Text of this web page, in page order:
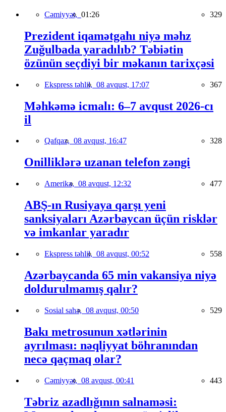
Cəmiyyət, 01:26 329
Prezident iqamətgahı niyə məhz
Zuğulbada yaradılıb? Təbiətin
özünün seçdiyi bir məkanın tarixçəsi
Ekspress təhlil, 08 avqust, 17:07 367
Məhkəmə icmalı: 6–7 avqust 2026-cı
il
Qafqaz, 08 avqust, 16:47 328
Onilliklərə uzanan telefon zəngi
Amerika, 08 avqust, 12:32 477
ABŞ-ın Rusiyaya qarşı yeni
sanksiyaları Azərbaycan üçün risklər
və imkanlar yaradır
Ekspress təhlil, 08 avqust, 00:52 558
Azərbaycanda 65 min vakansiya niyə
doldurulmamış qalır?
Sosial sahə, 08 avqust, 00:50 529
Bakı metrosunun xətlərinin
ayrılması: nəqliyyat böhranından
necə qaçmaq olar?
Cəmiyyət, 08 avqust, 00:41 443
Təbriz azadlığının salnaməsi: